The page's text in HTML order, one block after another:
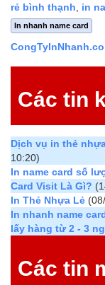
rẻ bình thạnh
in
In nhanh name card
Các tin
Dịch vụ in thẻ
10:20)
In name card số
Card Visit Là Gì?
In Thẻ Nhựa Lẻ
In nhanh name
lấy hàng từ 2 - 3
Các tin